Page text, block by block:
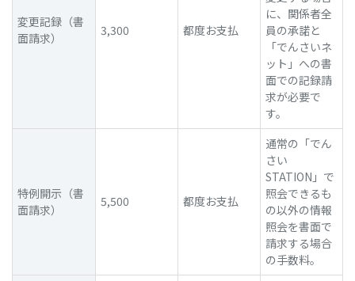
変更記録（書
面請求）
3,300 都度お支払
に、関係者全
員の承諾と
「でんさいネ
ット」への書
面での記録請
求が必要で
す。
特例開示（書
面請求）
5,500 都度お支払
通常の「でん
さい
STATION」で
照会できるも
の以外の情報
照会を書面で
請求する場合
の手数料。